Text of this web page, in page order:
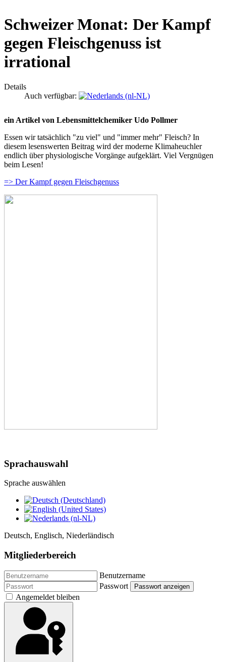
Schweizer Monat: Der Kampf
gegen Fleischgenuss ist
irrational
Details
Auch verfügbar:
ein Artikel von Lebensmittelchemiker Udo Pollmer
Essen wir tatsächlich "zu viel" und "immer mehr" Fleisch? In
diesem lesenswerten Beitrag wird der moderne Klimaheuchler
endlich über physiologische Vorgänge aufgeklärt. Viel Vergnügen
beim Lesen!
=> Der Kampf gegen Fleischgenuss
Sprachauswahl
Sprache auswählen
Deutsch, Englisch, Niederländisch
Mitgliederbereich
Benutzername
Passwort
Passwort anzeigen
Angemeldet bleiben